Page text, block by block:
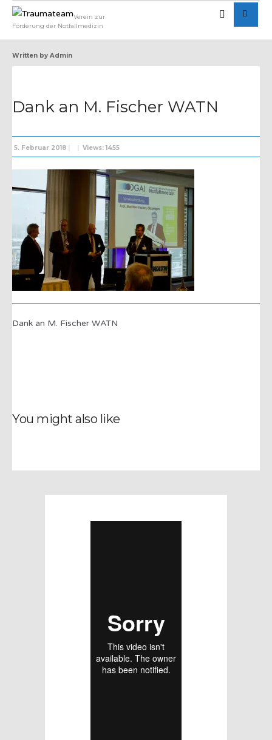
Verein zur
Förderung der Notfallmedizin
Written by Admin
Dank an M. Fischer WATN
5. Februar 2018 | | Views: 1455
Dank an M. Fischer WATN
You might also like